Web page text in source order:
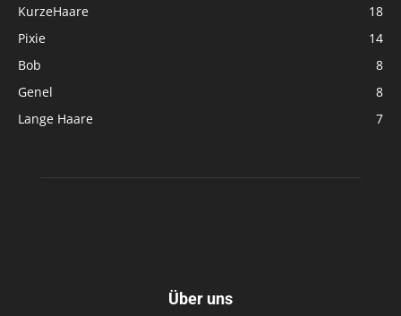
KurzeHaare
18
Pixie
14
Bob
8
Genel
8
Lange Haare
7
Über uns